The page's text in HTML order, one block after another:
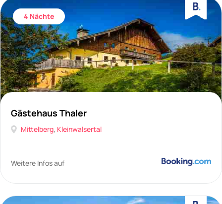
4 Nächte
Gästehaus Thaler
Mittelberg, Kleinwalsertal
Weitere Infos auf